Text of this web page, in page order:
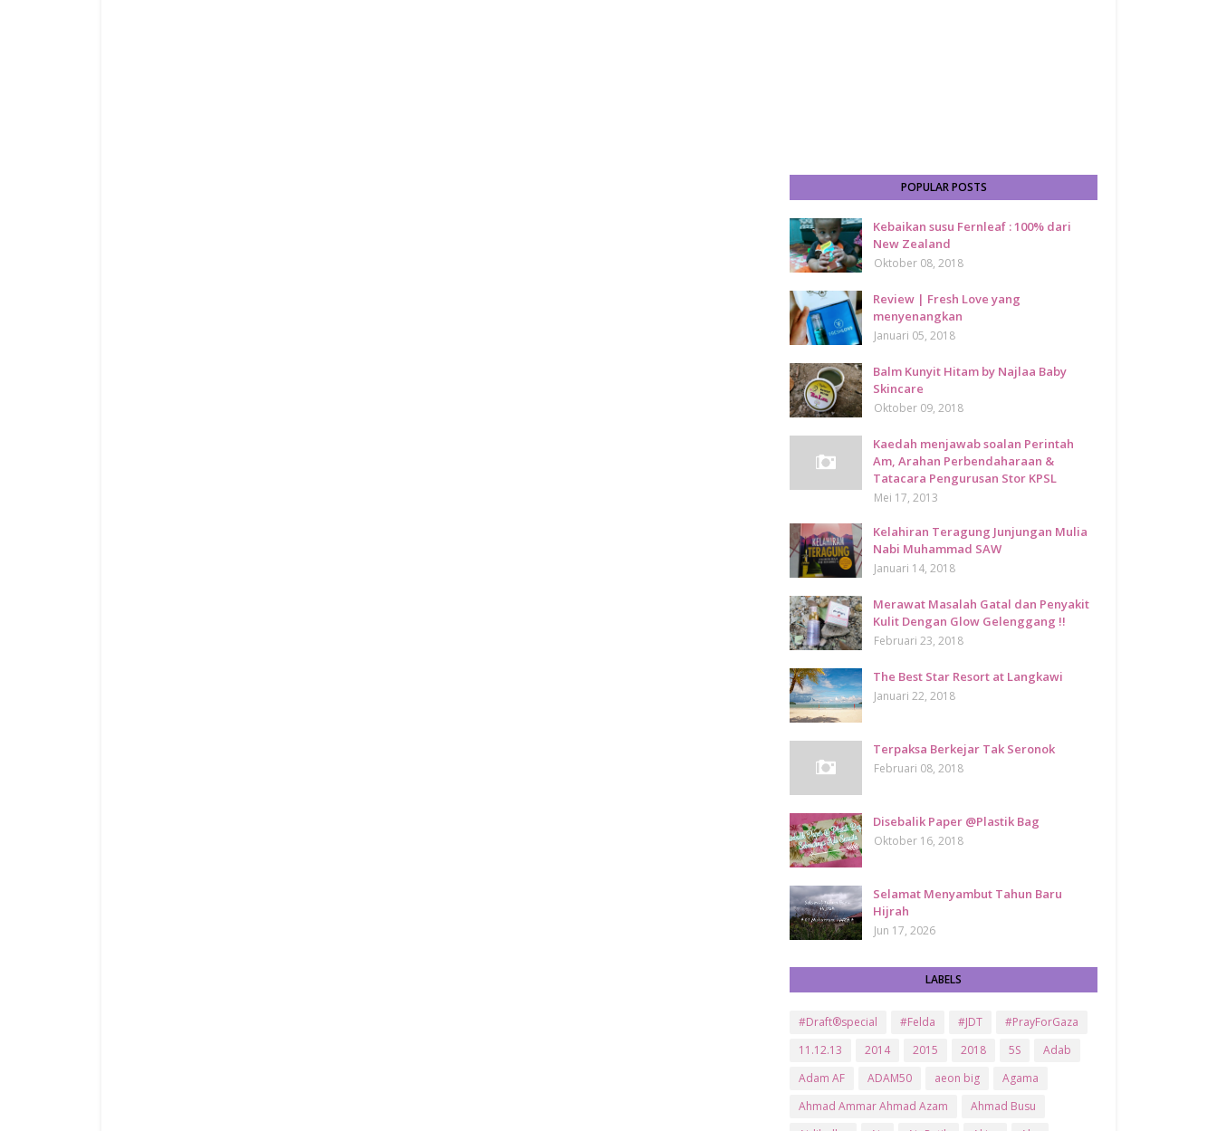
POPULAR POSTS
Kebaikan susu Fernleaf : 100% dari
New Zealand
Oktober 08, 2018
Review | Fresh Love yang
menyenangkan
Januari 05, 2018
Balm Kunyit Hitam by Najlaa Baby
Skincare
Oktober 09, 2018
Kaedah menjawab soalan Perintah
Am, Arahan Perbendaharaan &
Tatacara Pengurusan Stor KPSL
Mei 17, 2013
Kelahiran Teragung Junjungan Mulia
Nabi Muhammad SAW
Januari 14, 2018
Merawat Masalah Gatal dan Penyakit
Kulit Dengan Glow Gelenggang !!
Februari 23, 2018
The Best Star Resort at Langkawi
Januari 22, 2018
Terpaksa Berkejar Tak Seronok
Februari 08, 2018
Disebalik Paper @Plastik Bag
Oktober 16, 2018
Selamat Menyambut Tahun Baru
Hijrah
Jun 17, 2026
LABELS
#Draft®special #Felda #JDT
#PrayForGaza
11.12.13
2014 2015 2018 5S
Adab
Adam AF
ADAM50 aeon big
Agama
Ahmad Ammar Ahmad Azam
Ahmad Busu